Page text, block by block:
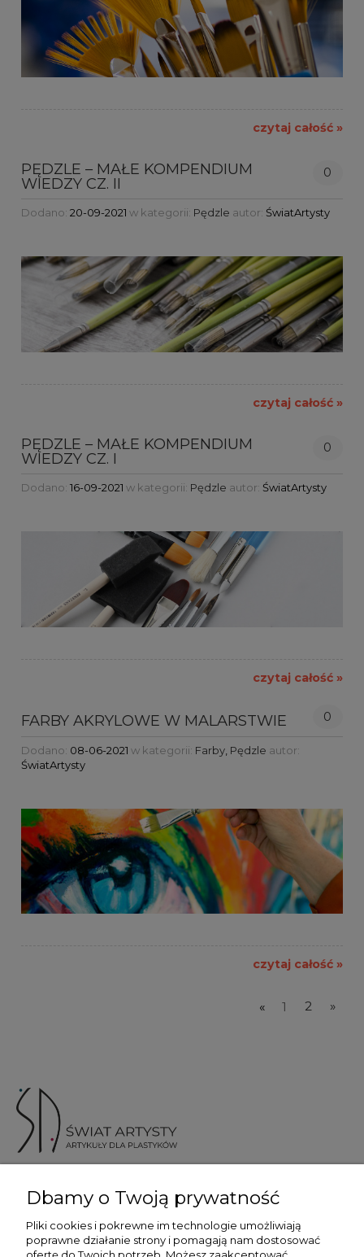
czytaj całość »
PĘDZLE – MAŁE KOMPENDIUM
WIEDZY CZ. II
0
Dodano: 20-09-2021 w kategorii: Pędzle autor: ŚwiatArtysty
czytaj całość »
PĘDZLE – MAŁE KOMPENDIUM
WIEDZY CZ. I
0
Dodano: 16-09-2021 w kategorii: Pędzle autor: ŚwiatArtysty
czytaj całość »
FARBY AKRYLOWE W MALARSTWIE 0
Dodano: 08-06-2021 w kategorii: Farby Pędzle autor:
ŚwiatArtysty
czytaj całość »
« 1 2 »
Więcej informacji
Dbamy o Twoją prywatność
Pliki cookies i pokrewne im technologie umożliwiają
poprawne działanie strony i pomagają nam dostosować